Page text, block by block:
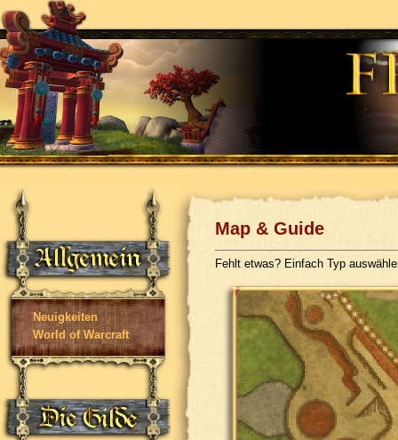
Neuigkeiten
World of Warcraft
Map & Guide
Fehlt etwas? Einfach Typ